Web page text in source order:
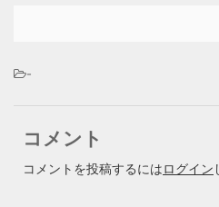
-
コメント
コメントを投稿するにはログイン